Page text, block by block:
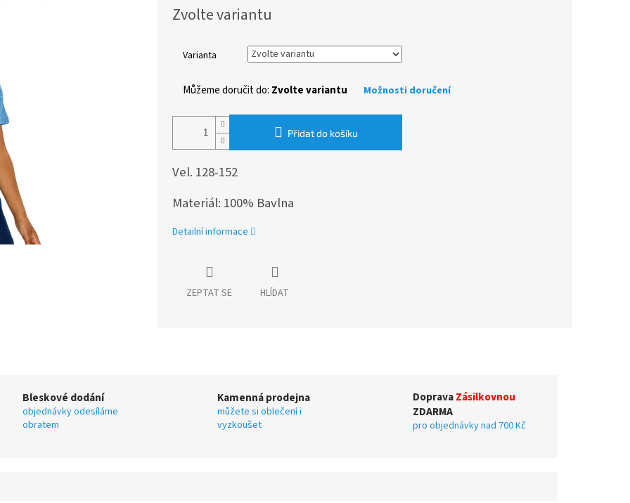
cena:
Zvolte variantu
Varianta
Můžeme doručit do: Zvolte variantu Možnosti doručení
Přidat do košíku
Vel. 128-152
Materiál: 100% Bavlna
Detailní informace
ZEPTAT SE HLÍDAT
Bleskové dodání
objednávky odesíláme
obratem
Kamenná prodejna
můžete si oblečení i
vyzkoušet
DopravaZásilkovnou
ZDARMA
pro objednávky nad 700 Kč